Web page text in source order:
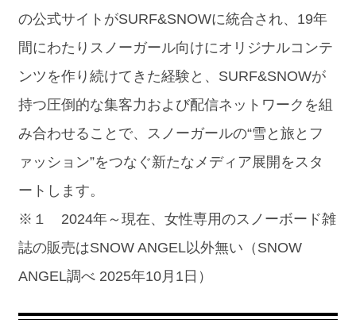
の公式サイトがSURF&SNOWに統合され、19年
間にわたりスノーガール向けにオリジナルコンテ
ンツを作り続けてきた経験と、SURF&SNOWが
持つ圧倒的な集客力および配信ネットワークを組
み合わせることで、スノーガールの“雪と旅とフ
ァッション”をつなぐ新たなメディア展開をスタ
ートします。
※１ 2024年～現在、女性専用のスノーボード雑
誌の販売はSNOW ANGEL以外無い（SNOW
ANGEL調べ 2025年10月1日）